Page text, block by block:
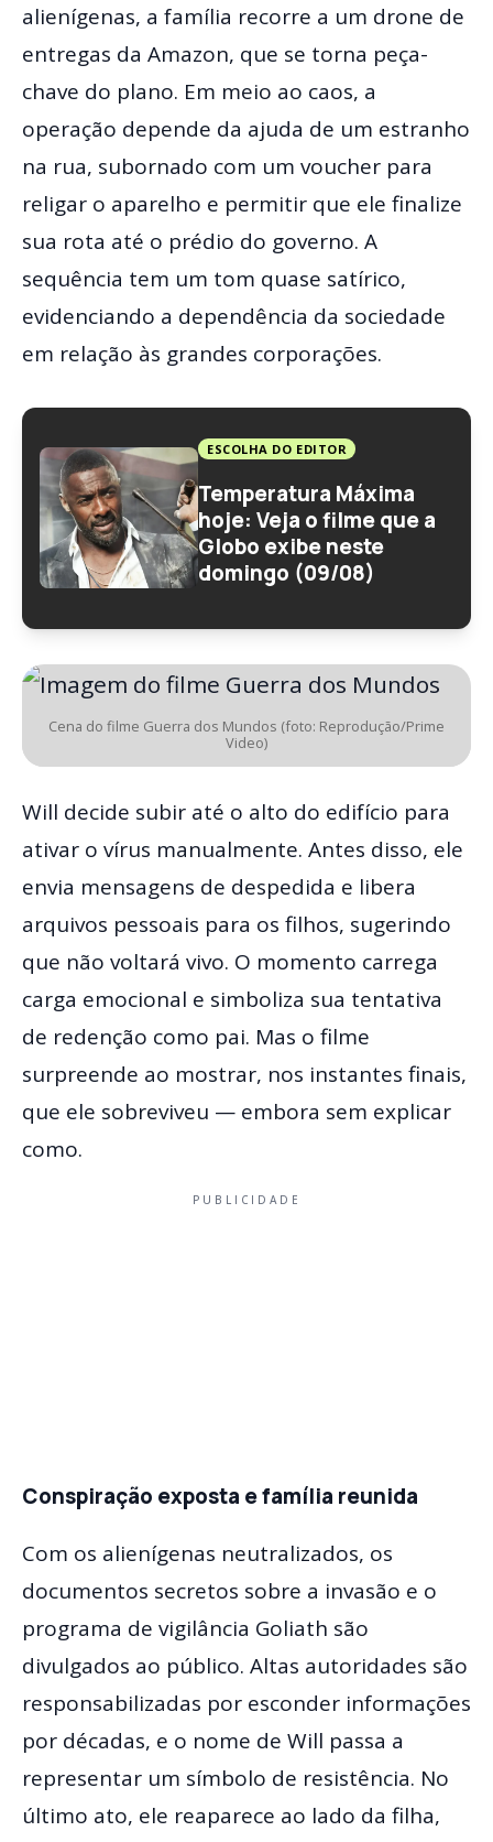
alienígenas, a família recorre a um drone de
entregas da Amazon, que se torna peça-
chave do plano. Em meio ao caos, a
operação depende da ajuda de um estranho
na rua, subornado com um voucher para
religar o aparelho e permitir que ele finalize
sua rota até o prédio do governo. A
sequência tem um tom quase satírico,
evidenciando a dependência da sociedade
em relação às grandes corporações.
ESCOLHA DO EDITOR
Temperatura Máxima
hoje: Veja o filme que a
Globo exibe neste
domingo (09/08)
Cena do filme Guerra dos Mundos (foto: Reprodução/Prime
Video)
Will decide subir até o alto do edifício para
ativar o vírus manualmente. Antes disso, ele
envia mensagens de despedida e libera
arquivos pessoais para os filhos, sugerindo
que não voltará vivo. O momento carrega
carga emocional e simboliza sua tentativa
de redenção como pai. Mas o filme
surpreende ao mostrar, nos instantes finais,
que ele sobreviveu — embora sem explicar
como.
PUBLICIDADE
Conspiração exposta e família reunida
Com os alienígenas neutralizados, os
documentos secretos sobre a invasão e o
programa de vigilância Goliath são
divulgados ao público. Altas autoridades são
responsabilizadas por esconder informações
por décadas, e o nome de Will passa a
representar um símbolo de resistência. No
último ato, ele reaparece ao lado da filha,